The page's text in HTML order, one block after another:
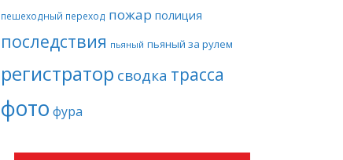
пешеходный переход пожар полиция
последствия пьяный пьяный за рулем
регистратор сводка трасса
фото фура